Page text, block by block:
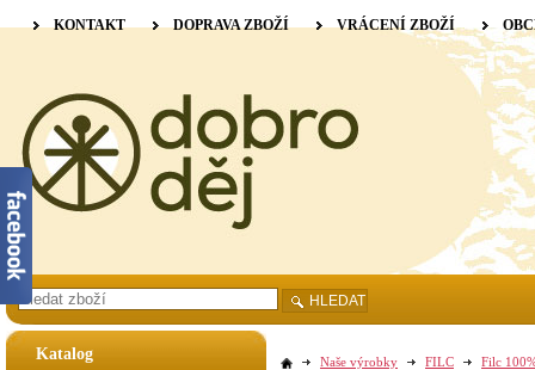
Katalog Naše výrobky FILC Filc
KONTAKT DOPRAVA ZBOŽÍ VRÁCENÍ ZBOŽÍ
HLEDAT